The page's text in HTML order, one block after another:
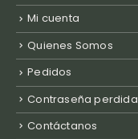
Mi cuenta
Quienes Somos
Pedidos
Contraseña perdida
Contáctanos